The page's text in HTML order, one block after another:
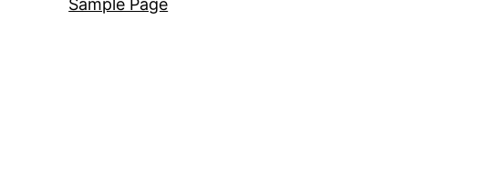
Sample Page